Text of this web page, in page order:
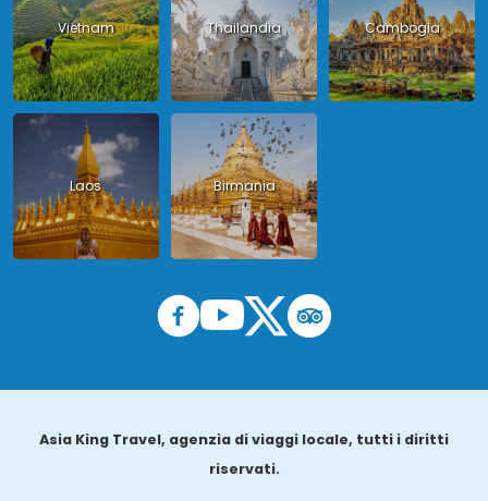
Vietnam Thailandia Cambogia
Laos Birmania
Asia King Travel, agenzia di viaggi locale, tutti i diritti
riservati.